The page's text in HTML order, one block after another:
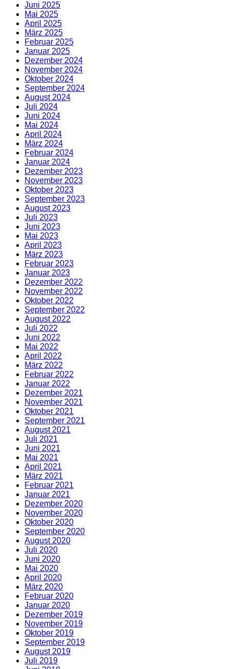
Juni 2025
Mai 2025
April 2025
März 2025
Februar 2025
Januar 2025
Dezember 2024
November 2024
Oktober 2024
September 2024
August 2024
Juli 2024
Juni 2024
Mai 2024
April 2024
März 2024
Februar 2024
Januar 2024
Dezember 2023
November 2023
Oktober 2023
September 2023
August 2023
Juli 2023
Juni 2023
Mai 2023
April 2023
März 2023
Februar 2023
Januar 2023
Dezember 2022
November 2022
Oktober 2022
September 2022
August 2022
Juli 2022
Juni 2022
Mai 2022
April 2022
März 2022
Februar 2022
Januar 2022
Dezember 2021
November 2021
Oktober 2021
September 2021
August 2021
Juli 2021
Juni 2021
Mai 2021
April 2021
März 2021
Februar 2021
Januar 2021
Dezember 2020
November 2020
Oktober 2020
September 2020
August 2020
Juli 2020
Juni 2020
Mai 2020
April 2020
März 2020
Februar 2020
Januar 2020
Dezember 2019
November 2019
Oktober 2019
September 2019
August 2019
Juli 2019